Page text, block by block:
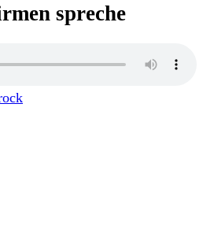
spreche
Schönrock